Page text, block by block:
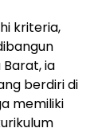
kriteria,
ia
berdiri di
memiliki